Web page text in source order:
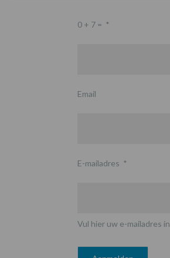
0 + 7 = *
Email
E-mailadres *
Vul hier uw e-mailadres in